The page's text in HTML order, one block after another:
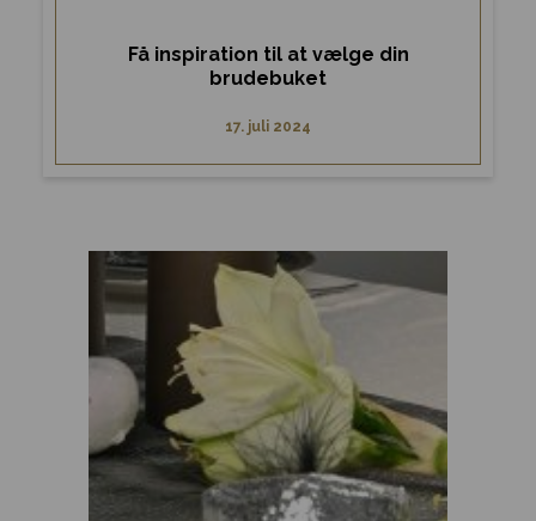
Få inspiration til at vælge din
brudebuket
17. juli 2024